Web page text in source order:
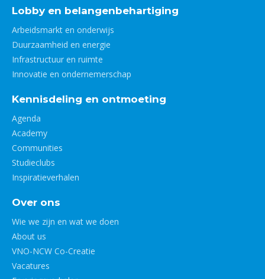
Lobby en belangenbehartiging
Arbeidsmarkt en onderwijs
Duurzaamheid en energie
Infrastructuur en ruimte
Innovatie en ondernemerschap
Kennisdeling en ontmoeting
Agenda
Academy
Communities
Studieclubs
Inspiratieverhalen
Over ons
Wie we zijn en wat we doen
About us
VNO-NCW Co-Creatie
Vacatures